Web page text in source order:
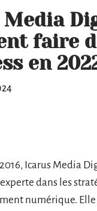
faire
en
Icarus Media
dans les
numérique.